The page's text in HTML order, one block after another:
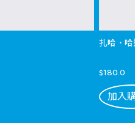
扎哈．
$180.0
加入